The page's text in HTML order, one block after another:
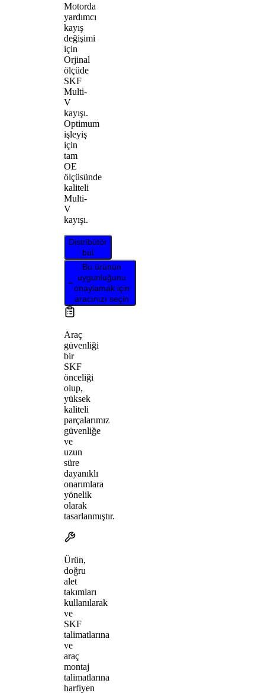
Motorda
yardımcı
kayış
değişimi
için
Orjinal
ölçüde
SKF
Multi-
V
kayışı.
Optimum
işleyiş
için
tam
OE
ölçüsünde
kaliteli
Multi-
V
kayışı.
Distribütör
bul
Bu ürünün
uygunluğunu
onaylamak için
aracınızı seçin
Araç
güvenliği
bir
SKF
önceliği
olup,
yüksek
kaliteli
parçalarımız
güvenliğe
ve
uzun
süre
dayanıklı
onarımlara
yönelik
olarak
tasarlanmıştır.
Ürün,
doğru
alet
takımları
kullanılarak
ve
SKF
talimatlarına
ve
araç
montaj
talimatlarına
harfiyen